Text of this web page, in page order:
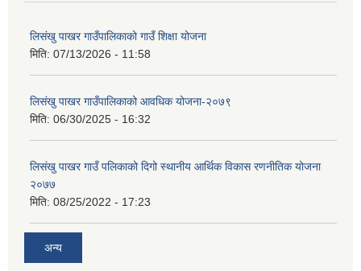
लिसंखु पाखर गाउँपालिकाको गाउँ शिक्षा योजना
मिति: 07/13/2026 - 11:58
लिसंखु पाखर गाउँपालिकाको आवधिक योजना-२०७९
मिति: 06/30/2025 - 16:32
लिसंखु पाखर गाउँ पलिकाको दिगो स्थानीय आर्थिक विकास रणनीतिक योजना
२०७७
मिति: 08/25/2022 - 17:23
अन्य